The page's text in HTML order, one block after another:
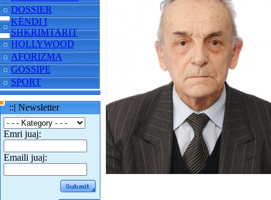
DOSSIER
KËNDI I
SHKRIMTARIT
HOLLYWOOD
AFORIZMA
GOSSIPE
SPORT
::| Newsletter
Emri juaj:
Emaili juaj: